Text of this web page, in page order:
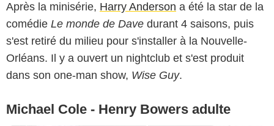
Après la minisérie, Harry Anderson a été la star de la
comédie Le monde de Dave durant 4 saisons, puis
s'est retiré du milieu pour s'installer à la Nouvelle-
Orléans. Il y a ouvert un nightclub et s'est produit
dans son one-man show, Wise Guy.
Michael Cole - Henry Bowers adulte